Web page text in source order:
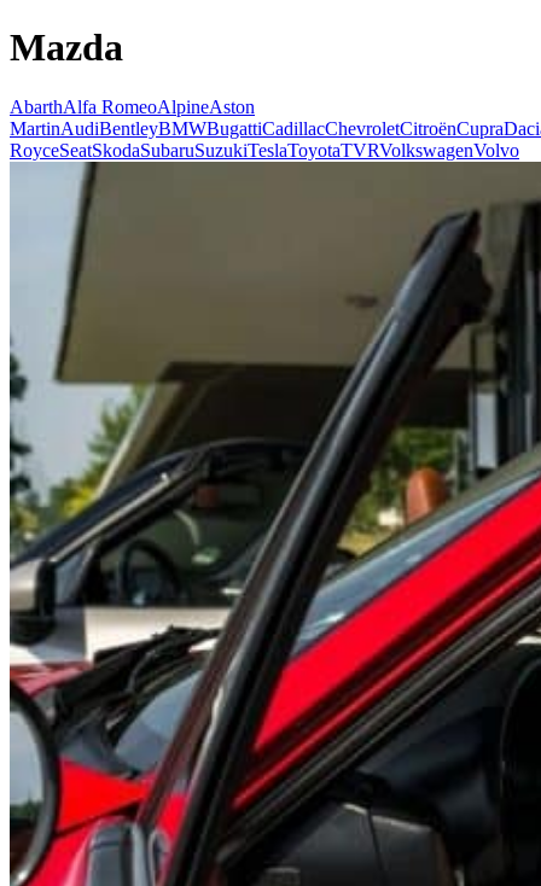
Mazda
AbarthAlfa RomeoAlpineAston
MartinAudiBentleyBMWBugattiCadillacChevroletCitroënCupra
RoyceSeatSkodaSubaruSuzukiTeslaToyotaTVRVolkswagenVolvo